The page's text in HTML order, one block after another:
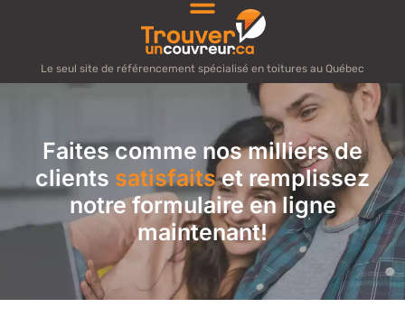
Le seul site de référencement spécialisé en toitures au Québec
Faites comme nos milliers de
clients satisfaitset remplissez
notre formulaire en ligne
maintenant!